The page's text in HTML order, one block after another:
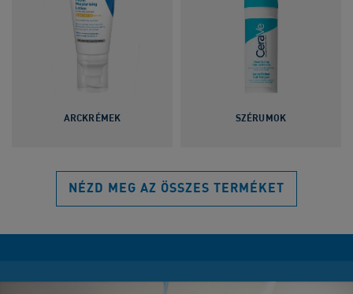
ARCKRÉMEK SZÉRUMOK
NÉZD MEG AZ ÖSSZES TERMÉKET